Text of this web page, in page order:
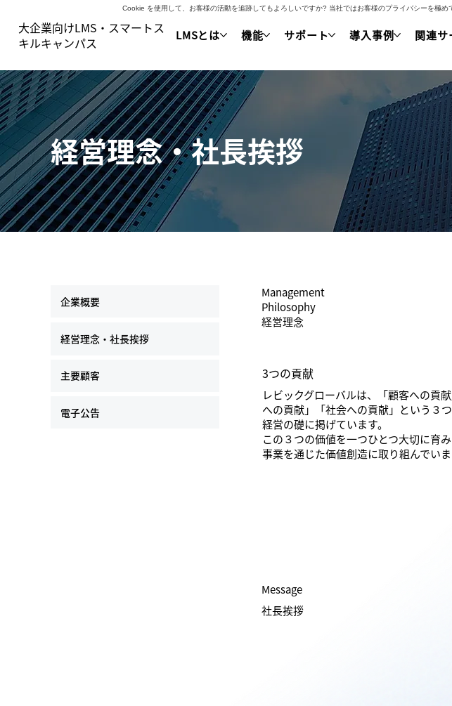
大企業向けLMS・スマートス
キルキャンパス
LMSとは 機能 サポート 導入事例 関連サ
経営理念・社長挨拶
企業概要
経営理念・社長挨拶
主要顧客
電子公告
Management
Philosophy
経営理念
Message
社長挨拶
3つの貢献
レビックグローバルは、「顧客への貢
への貢献」「社会への貢献」という３
経営の礎に掲げています。
この３つの価値を一つひとつ大切に育み
事業を通じた価値創造に取り組んでいま
Cookie を使用して、お客様の活動を追跡してもよろしいですか? 当社ではお客様のプライバシーを極